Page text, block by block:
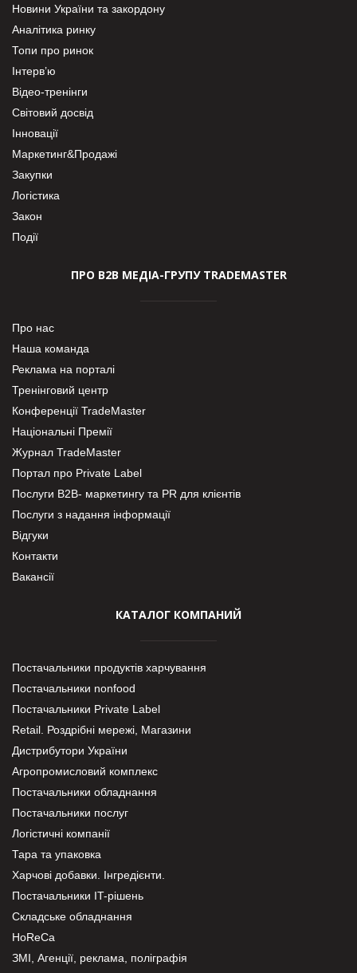
Новини України та закордону
Аналітика ринку
Топи про ринок
Інтерв’ю
Відео-тренінги
Світовий досвід
Інновації
Маркетинг&Продажі
Закупки
Логістика
Закон
Події
ПРО В2В МЕДІА-ГРУПУ TRADEMASTER
Про нас
Наша команда
Реклама на порталі
Тренінговий центр
Конференції TradeMaster
Національні Премії
Журнал TradeMaster
Портал про Private Label
Послуги В2В- маркетингу та PR для клієнтів
Послуги з надання інформації
Відгуки
Контакти
Вакансії
КАТАЛОГ КОМПАНИЙ
Постачальники продуктів харчування
Постачальники nonfood
Постачальники Private Label
Retail. Роздрібні мережі, Магазини
Дистрибутори України
Агропромисловий комплекс
Постачальники обладнання
Постачальники послуг
Логістичні компанії
Тара та упаковка
Харчові добавки. Інгредієнти.
Постачальники IT-рішень
Складське обладнання
HoReCa
ЗМІ, Агенції, реклама, поліграфія